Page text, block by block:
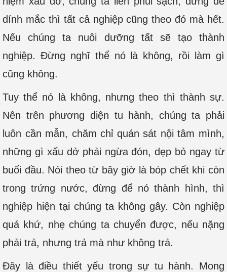
dính mắc thì tất cả nghiệp cũng theo đó mà hết.
Nếu chúng ta nuôi dưỡng tất sẽ tạo thành
nghiệp. Đừng nghĩ thể nó là không, rồi làm gì
cũng không.
Tuy thể nó là không, nhưng theo thì thành sự.
Nên trên phương diện tu hành, chúng ta phải
luôn cần mẫn, chăm chỉ quán sát nội tâm mình,
những gì xấu dở phải ngừa đón, dẹp bỏ ngay từ
buổi đầu. Nói theo từ bây giờ là bóp chết khi còn
trong trứng nước, đừng để nó thành hình, thì
nghiệp hiện tại chúng ta không gây. Còn nghiệp
quá khứ, nhẹ chúng ta chuyển được, nếu nặng
phải trả, nhưng trả mà như không trả.
Đây là điều thiết yếu trong sự tu hành. Mong